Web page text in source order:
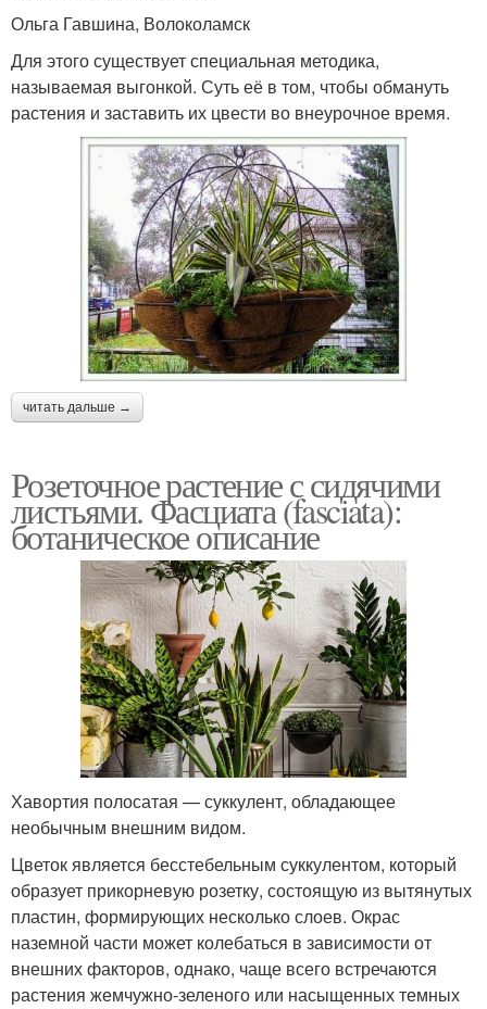
Ольга Гавшина, Волоколамск
Для этого существует специальная методика,
называемая выгонкой. Суть её в том, чтобы обмануть
растения и заставить их цвести во внеурочное время.
читать дальше →
Розеточное растение с сидячими
листьями. Фасциата (fasciata):
ботаническое описание
Хавортия полосатая — суккулент, обладающее
необычным внешним видом.
Цветок является бесстебельным суккулентом, который
образует прикорневую розетку, состоящую из вытянутых
пластин, формирующих несколько слоев. Окрас
наземной части может колебаться в зависимости от
внешних факторов, однако, чаще всего встречаются
растения жемчужно-зеленого или насыщенных темных